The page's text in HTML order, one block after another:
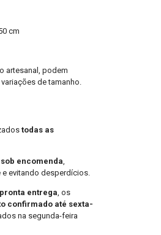
cm
artesanal, podem
de tamanho.
todas as
encomenda
evitando desperdícios.
entrega , os
confirmado até sexta-
na segunda-feira